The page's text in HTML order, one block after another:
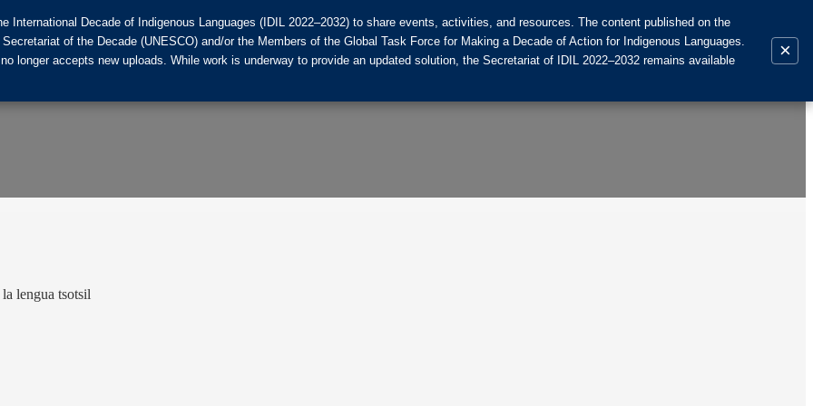
lengua tsotsil
Decade of Indigenous Languages (IDIL 2022–2032) to share events, activities, and resources. The content published on the
of the Decade (UNESCO) and/or the Members of the Global Task Force for Making a Decade of Action for Indigenous Languages.
longer accepts new uploads. While work is underway to provide an updated solution, the Secretariat of IDIL 2022–2032 remains available
×